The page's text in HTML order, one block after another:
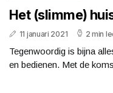
Het (slimme)
11 januari 2021 2 min
Tegenwoordig is bijna
en bedienen. Met de